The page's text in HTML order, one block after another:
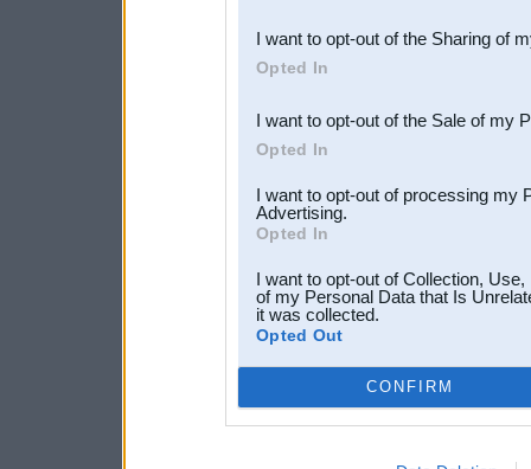
Downstream Participants
third parties.
I want to opt-out of the Sharing of
Opted In
I want to opt-out of the Sale of my
Opted In
I want to opt-out of processing my
Advertising.
Opted In
I want to opt-out of Collection,
of my Personal Data that Is
it was collected.
Opted Out
CONFIRM